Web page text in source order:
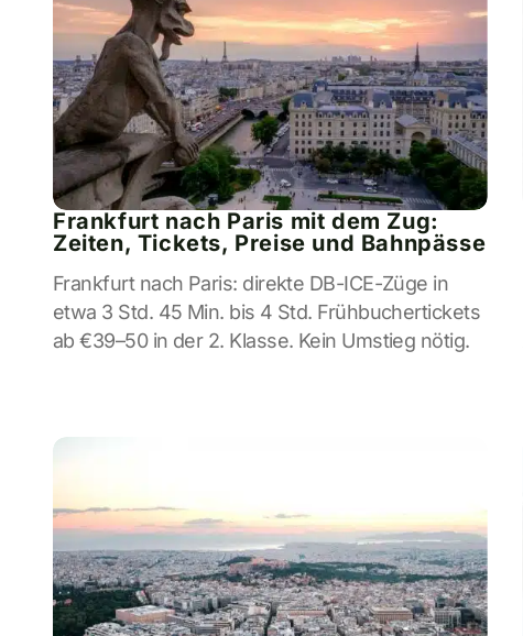
Frankfurt nach Paris mit dem Zug:
Zeiten, Tickets, Preise und Bahnpässe
Frankfurt nach Paris: direkte DB-ICE-Züge in
etwa 3 Std. 45 Min. bis 4 Std. Frühbuchertickets
ab €39–50 in der 2. Klasse. Kein Umstieg nötig.